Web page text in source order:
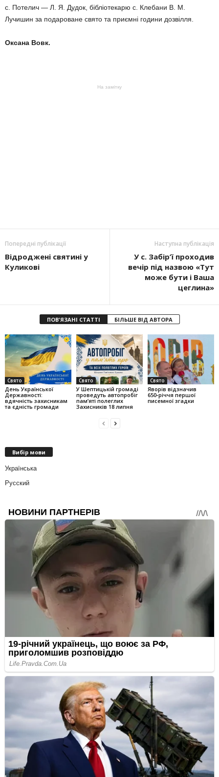
с. Потелич — Л. Я. Дудок, бібліотекарю с. Клебани В. М.
Лучишин за подароване свято та приємні години дозвілля.
Оксана Вовк.
На замітку
Попередні публікації
Відроджені святині у
Куликові
Наступна публікація
У с. Забір’ї проходив
вечір під назвою «Тут
може бути і Ваша
цеглина»
ПОВ'ЯЗАНІ СТАТТІ БІЛЬШЕ ВІД АВТОРА
Свято
День Української
Державності:
вдячність захисникам
та єдність громади
Свято
У Шептицькій громаді
проведуть автопробіг
пам’яті полеглих
Захисників 18 липня
Свято
Яворів відзначив
650‑річчя першої
писемної згадки
Вибір мови
Українська
Русский